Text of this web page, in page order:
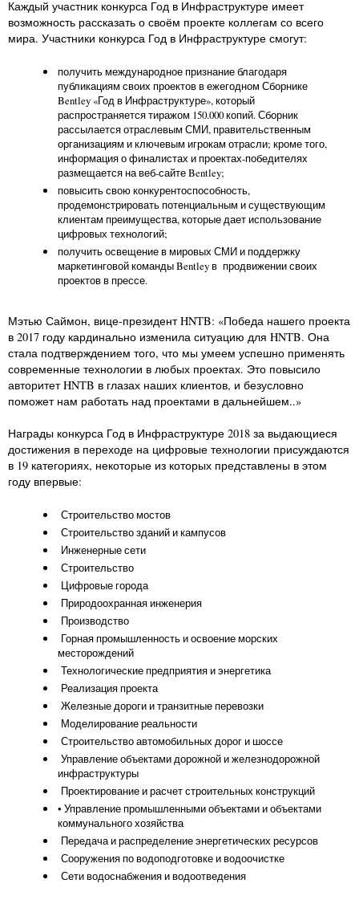
Каждый участник конкурса Год в Инфраструктуре имеет
возможность рассказать о своём проекте коллегам со всего
мира. Участники конкурса Год в Инфраструктуре смогут:
получить международное признание благодаря
публикациям своих проектов в ежегодном Сборнике
Bentley «Год в Инфраструктуре», который
распространяется тиражом 150.000 копий. Сборник
рассылается отраслевым СМИ, правительственным
организациям и ключевым игрокам отрасли; кроме того,
информация о финалистах и проектах-победителях
размещается на веб-сайте Bentley;
повысить свою конкурентоспособность,
продемонстрировать потенциальным и существующим
клиентам преимущества, которые дает использование
цифровых технологий;
получить освещение в мировых СМИ и поддержку
маркетинговой команды Bentley в продвижении своих
проектов в прессе.
Мэтью Саймон, вице-президент HNTB: «Победа нашего проекта
в 2017 году кардинально изменила ситуацию для HNTB. Она
стала подтверждением того, что мы умеем успешно применять
современные технологии в любых проектах. Это повысило
авторитет HNTB в глазах наших клиентов, и безусловно
поможет нам работать над проектами в дальнейшем..»
Награды конкурса Год в Инфраструктуре 2018 за выдающиеся
достижения в переходе на цифровые технологии присуждаются
в 19 категориях, некоторые из которых представлены в этом
году впервые:
Строительство мостов
Строительство зданий и кампусов
Инженерные сети
Строительство
Цифровые города
Природоохранная инженерия
Производство
Горная промышленность и освоение морских
месторождений
Технологические предприятия и энергетика
Реализация проекта
Железные дороги и транзитные перевозки
Моделирование реальности
Строительство автомобильных дорог и шоссе
Управление объектами дорожной и железнодорожной
инфраструктуры
Проектирование и расчет строительных конструкций
• Управление промышленными объектами и объектами
коммунального хозяйства
Передача и распределение энергетических ресурсов
Сооружения по водоподготовке и водоочистке
Сети водоснабжения и водоотведения